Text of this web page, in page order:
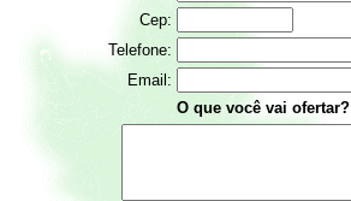
Cep:
Telefone:
Email:
O que você vai ofertar?